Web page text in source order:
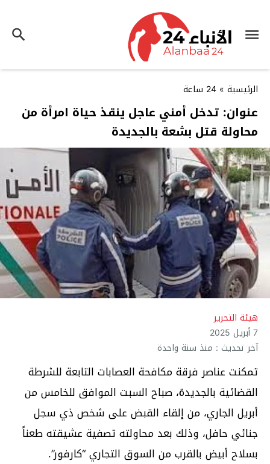
الرئيسية » 24 ساعة
عنوان: تدخل أمني عاجل ينقذ حياة امرأة من
محاولة قتل بشعة بالجديدة
هيئة التحرير
7 أبريل 2025
آخر تحديث : منذ سنة واحدة
تمكنت عناصر فرقة مكافحة العصابات التابعة للشرطة
القضائية بالجديدة، صباح السبت الموافق للخامس من
أبريل الجاري، من إلقاء القبض على شخص ذي سجل
جنائي حافل، وذلك بعد محاولته تصفية عشيقته طعناً
بسلاح أبيض بالقرب من السوق التجاري “كارفور”.